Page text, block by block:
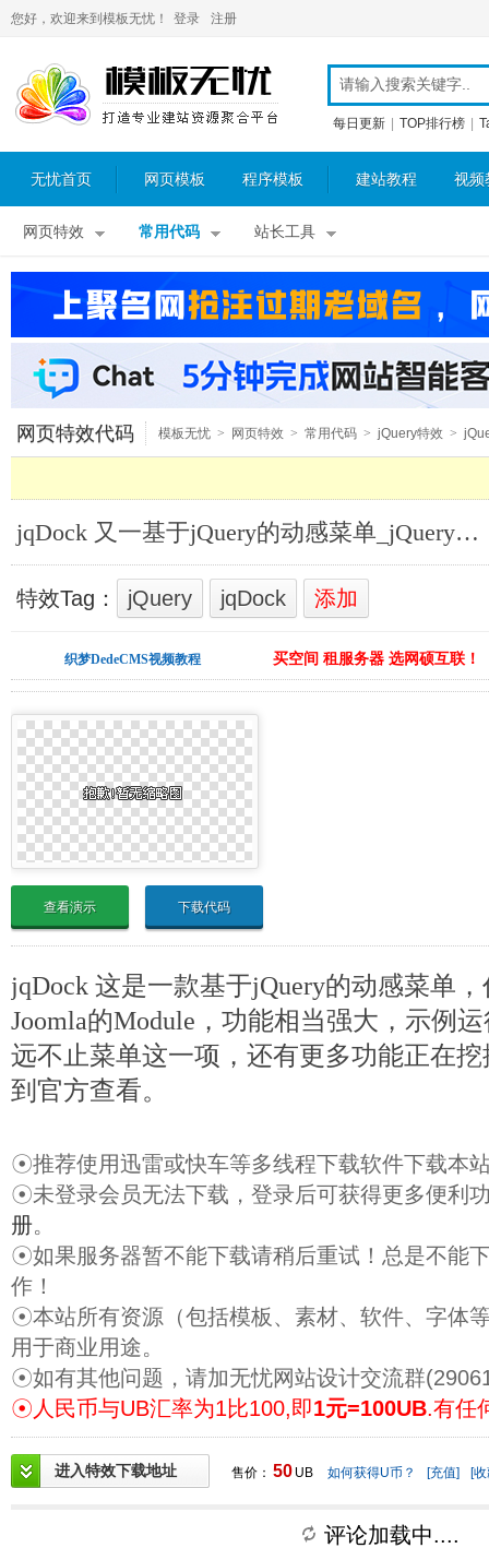
您好，欢迎来到模板无忧！ 登录 注册
每日更新 TOP排行榜
无忧首页 网页模板 程序模板 建站教程 视频
网页特效 常用代码 站长工具
网页特效代码 模板无忧 > 网页特效 > 常用代码 > jQuery特效 >
导航菜单 > jQuery动画菜单 >
jqDock 又一基于jQuery的动感菜单_jQuery动画菜单
特效Tag： jQuery jqDock 添加
织梦DedeCMS视频教程 买空间 租服务器 选网硕互联！
查看演示 下载代码
jqDock 这是一款基于jQuery的动感菜单
Joomla的Module，功能相当强大，示例
远不止菜单这一项，还有更多功能正在
到官方查看。
☉推荐使用迅雷或快车等多线程下载软件下载本
☉未登录会员无法下载，登录后可获得更多便利
册。
☉如果服务器暂不能下载请稍后重试！总是不能
作！
☉本站所有资源（包括模板、素材、软件、字体
用于商业用途。
☉如有其他问题，请加无忧网站设计交流群
☉人民币与UB汇率为1比100,即1元=100UB.有任
进入特效下载地址 售价： 50 UB 如何获得U币？ [充值] [
评论加载中....